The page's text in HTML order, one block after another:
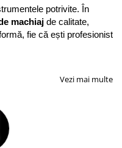
potrivite. În
machiaj de calitate,
fie că ești profesionist
Vezi mai multe